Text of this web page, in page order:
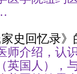
回忆录》
介绍，认
英国人），